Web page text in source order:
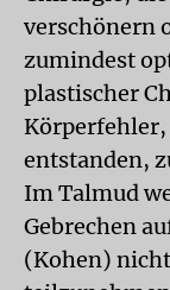
verschönern
zumindest
plastischer
Körperfehler,
entstanden,
Im Talmud
Gebrechen
(Kohen)